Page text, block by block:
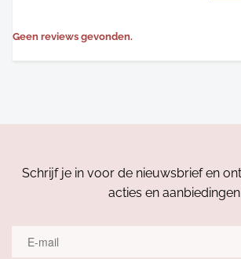
Geen reviews gevonden.
Schrijf je in voor de nieuwsbrief en
acties en